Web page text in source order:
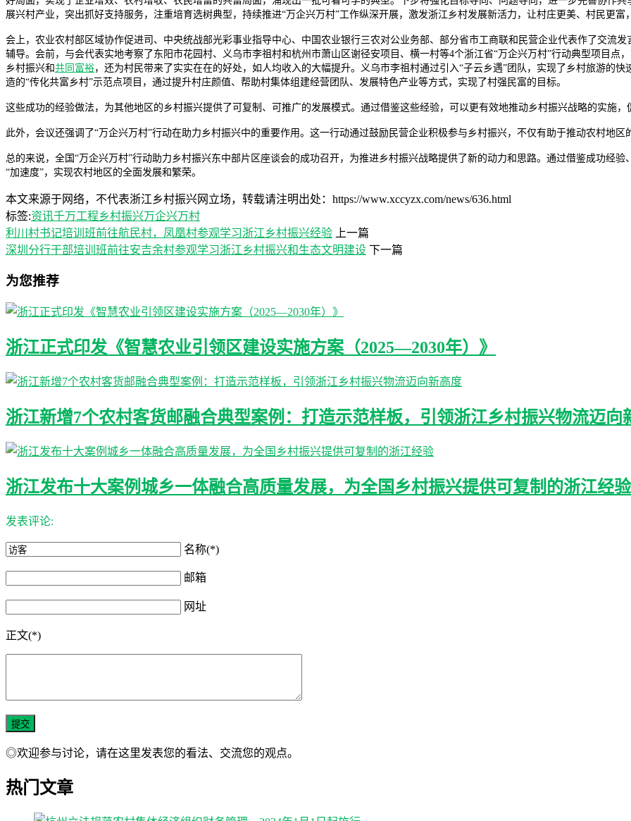
展兴村产业，突出抓好支持服务，注重培育选树典型，持续推进“万企兴万村”工作纵深开展，激发浙江乡村发展新活力，让村庄更美、村民更
会上，农业农村部区域协作促进司、中央统战部光彩事业指导中心、中国农业银行三农对公业务部、部分省市工商联和民营企业代表作了交流
辅导。会前，与会代表实地考察了东阳市花园村、义乌市李祖村和杭州市萧山区谢径安项目、横一村等4个浙江省“万企兴万村”行动典型项目点
乡村振兴和共同富裕，还为村民带来了实实在在的好处，如人均收入的大幅提升。义乌市李祖村通过引入“子云乡遇”团队，实现了乡村旅游的
造的“传化共富乡村”示范点项目，通过提升村庄颜值、帮助村集体组建经营团队、发展特色产业等方式，实现了村强民富的目标。
这些成功的经验做法，为其他地区的乡村振兴提供了可复制、可推广的发展模式。通过借鉴这些经验，可以更有效地推动乡村振兴战略的实施
此外，会议还强调了“万企兴万村”行动在助力乡村振兴中的重要作用。这一行动通过鼓励民营企业积极参与乡村振兴，不仅有助于推动农村地
总的来说，全国“万企兴万村”行动助力乡村振兴东中部片区座谈会的成功召开，为推进乡村振兴战略提供了新的动力和思路。通过借鉴成功经
“加速度”，实现农村地区的全面发展和繁荣。
本文来源于网络，不代表浙江乡村振兴网立场，转载请注明出处：https://www.xccyzx.com/news/636.html
标签:资讯千万工程乡村振兴万企兴万村
利川村书记培训班前往航民村，凤凰村参观学习浙江乡村振兴经验
上一篇
深圳分行干部培训班前往安吉余村参观学习浙江乡村振兴和生态文明建设 下一篇
为您推荐
浙江正式印发《智慧农业引领区建设实施方案（2025—2030年）》
浙江新增7个农村客货邮融合典型案例：打造示范样板，引领浙江乡村振兴物流迈向
浙江发布十大案例城乡一体融合高质量发展，为全国乡村振兴提供可复制的浙江经验
发表评论:
名称(*)
邮箱
网址
正文(*)
◎欢迎参与讨论，请在这里发表您的看法、交流您的观点。
热门文章